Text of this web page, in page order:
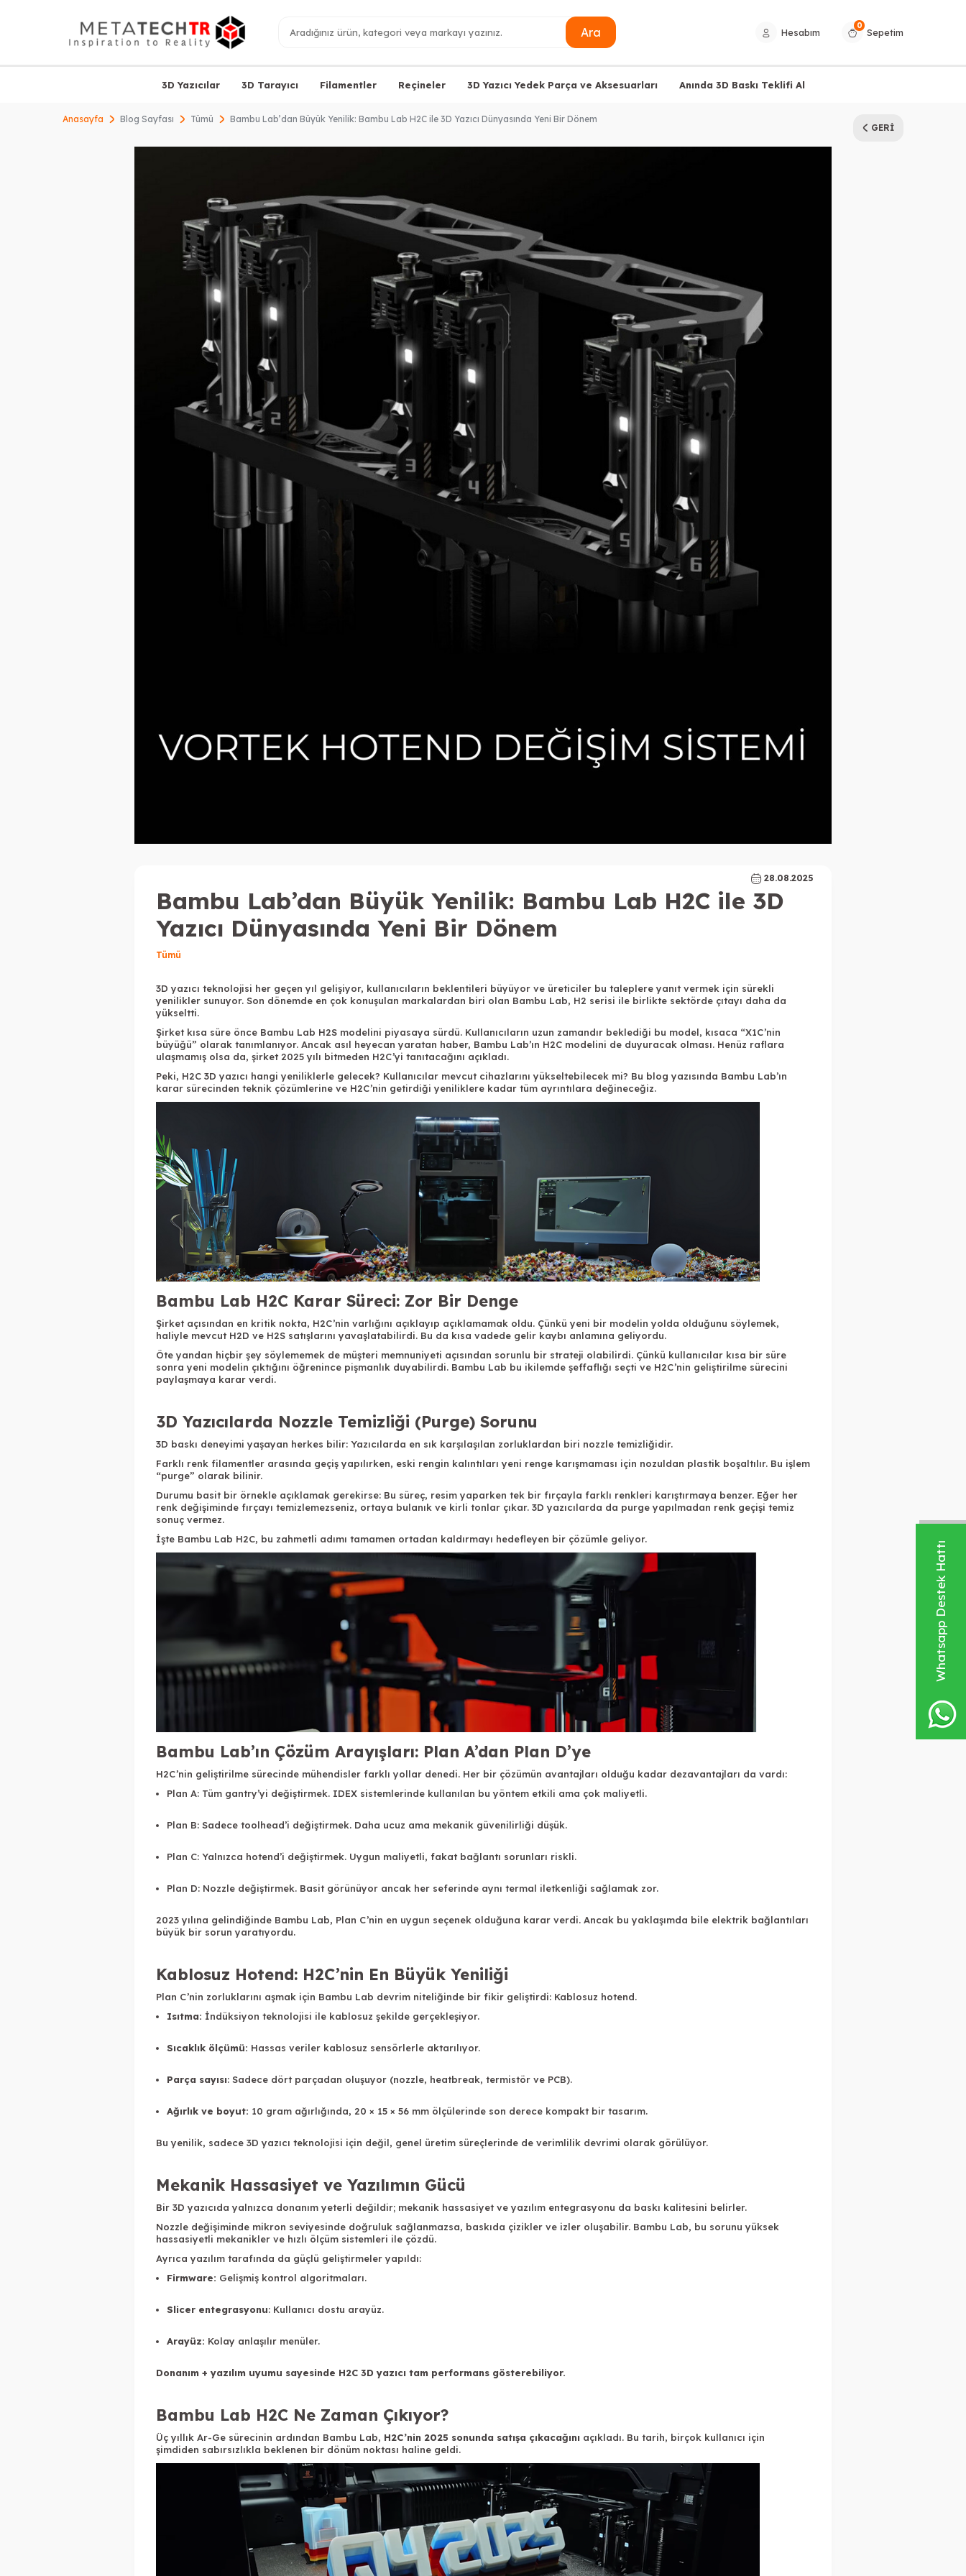
Whatsapp Destek Hattı
Ara Hesabım
0
Sepetim
3D Yazıcılar 3D Tarayıcı Filamentler Reçineler 3D Yazıcı Yedek Parça ve Aksesuarları Anında 3D Baskı Teklifi Al
Anasayfa Blog Sayfası Tümü
Bambu Lab’dan Büyük Yenilik: Bambu Lab H2C ile 3D Yazıcı Dünyasında Yeni Bir Dönem
GERI
28.08.2025
Bambu Lab’dan Büyük Yenilik: Bambu Lab H2C ile 3D
Yazıcı Dünyasında Yeni Bir Dönem
Tümü
3D yazıcı teknolojisi her geçen yıl gelişiyor, kullanıcıların beklentileri büyüyor ve üreticiler bu taleplere yanıt vermek için sürekli
yenilikler sunuyor. Son dönemde en çok konuşulan markalardan biri olan Bambu Lab, H2 serisi ile birlikte sektörde çıtayı daha da
yükseltti.
Şirket kısa süre önce Bambu Lab H2S modelini piyasaya sürdü. Kullanıcıların uzun zamandır beklediği bu model, kısaca “X1C’nin
büyüğü” olarak tanımlanıyor. Ancak asıl heyecan yaratan haber, Bambu Lab’ın H2C modelini de duyuracak olması. Henüz raflara
ulaşmamış olsa da, şirket 2025 yılı bitmeden H2C’yi tanıtacağını açıkladı.
Peki, H2C 3D yazıcı hangi yeniliklerle gelecek? Kullanıcılar mevcut cihazlarını yükseltebilecek mi? Bu blog yazısında Bambu Lab’ın
karar sürecinden teknik çözümlerine ve H2C’nin getirdiği yeniliklere kadar tüm ayrıntılara değineceğiz.
Bambu Lab H2C Karar Süreci: Zor Bir Denge
Şirket açısından en kritik nokta, H2C’nin varlığını açıklayıp açıklamamak oldu. Çünkü yeni bir modelin yolda olduğunu söylemek,
haliyle mevcut H2D ve H2S satışlarını yavaşlatabilirdi. Bu da kısa vadede gelir kaybı anlamına geliyordu.
Öte yandan hiçbir şey söylememek de müşteri memnuniyeti açısından sorunlu bir strateji olabilirdi. Çünkü kullanıcılar kısa bir süre
sonra yeni modelin çıktığını öğrenince pişmanlık duyabilirdi. Bambu Lab bu ikilemde şeffaflığı seçti ve H2C’nin geliştirilme sürecini
paylaşmaya karar verdi.
3D Yazıcılarda Nozzle Temizliği (Purge) Sorunu
3D baskı deneyimi yaşayan herkes bilir: Yazıcılarda en sık karşılaşılan zorluklardan biri nozzle temizliğidir.
Farklı renk filamentler arasında geçiş yapılırken, eski rengin kalıntıları yeni renge karışmaması için nozuldan plastik boşaltılır. Bu işlem
“purge” olarak bilinir.
Durumu basit bir örnekle açıklamak gerekirse: Bu süreç, resim yaparken tek bir fırçayla farklı renkleri karıştırmaya benzer. Eğer her
renk değişiminde fırçayı temizlemezseniz, ortaya bulanık ve kirli tonlar çıkar. 3D yazıcılarda da purge yapılmadan renk geçişi temiz
sonuç vermez.
İşte Bambu Lab H2C, bu zahmetli adımı tamamen ortadan kaldırmayı hedefleyen bir çözümle geliyor.
Bambu Lab’ın Çözüm Arayışları: Plan A’dan Plan D’ye
H2C’nin geliştirilme sürecinde mühendisler farklı yollar denedi. Her bir çözümün avantajları olduğu kadar dezavantajları da vardı:
Plan A: Tüm gantry’yi değiştirmek. IDEX sistemlerinde kullanılan bu yöntem etkili ama çok maliyetli.
Plan B: Sadece toolhead’i değiştirmek. Daha ucuz ama mekanik güvenilirliği düşük.
Plan C: Yalnızca hotend’i değiştirmek. Uygun maliyetli, fakat bağlantı sorunları riskli.
Plan D: Nozzle değiştirmek. Basit görünüyor ancak her seferinde aynı termal iletkenliği sağlamak zor.
2023 yılına gelindiğinde Bambu Lab, Plan C’nin en uygun seçenek olduğuna karar verdi. Ancak bu yaklaşımda bile elektrik bağlantıları
büyük bir sorun yaratıyordu.
Kablosuz Hotend: H2C’nin En Büyük Yeniliği
Plan C’nin zorluklarını aşmak için Bambu Lab devrim niteliğinde bir fikir geliştirdi: Kablosuz hotend.
Isıtma: İndüksiyon teknolojisi ile kablosuz şekilde gerçekleşiyor.
Sıcaklık ölçümü: Hassas veriler kablosuz sensörlerle aktarılıyor.
Parça sayısı: Sadece dört parçadan oluşuyor (nozzle, heatbreak, termistör ve PCB).
Ağırlık ve boyut: 10 gram ağırlığında, 20 × 15 × 56 mm ölçülerinde son derece kompakt bir tasarım.
Bu yenilik, sadece 3D yazıcı teknolojisi için değil, genel üretim süreçlerinde de verimlilik devrimi olarak görülüyor.
Mekanik Hassasiyet ve Yazılımın Gücü
Bir 3D yazıcıda yalnızca donanım yeterli değildir; mekanik hassasiyet ve yazılım entegrasyonu da baskı kalitesini belirler.
Nozzle değişiminde mikron seviyesinde doğruluk sağlanmazsa, baskıda çizikler ve izler oluşabilir. Bambu Lab, bu sorunu yüksek
hassasiyetli mekanikler ve hızlı ölçüm sistemleri ile çözdü.
Ayrıca yazılım tarafında da güçlü geliştirmeler yapıldı:
Firmware: Gelişmiş kontrol algoritmaları.
Slicer entegrasyonu: Kullanıcı dostu arayüz.
Arayüz: Kolay anlaşılır menüler.
Donanım + yazılım uyumu sayesinde H2C 3D yazıcı tam performans gösterebiliyor.
Bambu Lab H2C Ne Zaman Çıkıyor?
Üç yıllık Ar-Ge sürecinin ardından Bambu Lab, H2C’nin 2025 sonunda satışa çıkacağını açıkladı. Bu tarih, birçok kullanıcı için
şimdiden sabırsızlıkla beklenen bir dönüm noktası haline geldi.